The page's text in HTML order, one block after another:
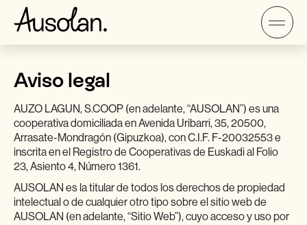
Aviso legal
AUZO LAGUN, S.COOP (en adelante, “AUSOLAN”) es una
cooperativa domiciliada en Avenida Uribarri, 35, 20500,
Arrasate-Mondragón (Gipuzkoa), con C.I.F. F-20032553 e
inscrita en el Registro de Cooperativas de Euskadi al Folio
23, Asiento 4, Número 1361.
AUSOLAN es la titular de todos los derechos de propiedad
intelectual o de cualquier otro tipo sobre el sitio web de
AUSOLAN (en adelante, “Sitio Web”), cuyo acceso y uso por